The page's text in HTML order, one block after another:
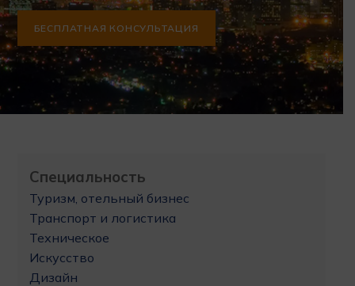
БЕСПЛАТНАЯ КОНСУЛЬТАЦИЯ
Специальность
Туризм, отельный бизнес
Транспорт и логистика
Техническое
Искусство
Дизайн